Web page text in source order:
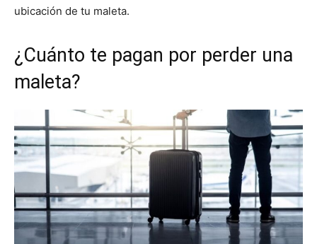
ubicación de tu maleta.
¿Cuánto te pagan por perder una
maleta?